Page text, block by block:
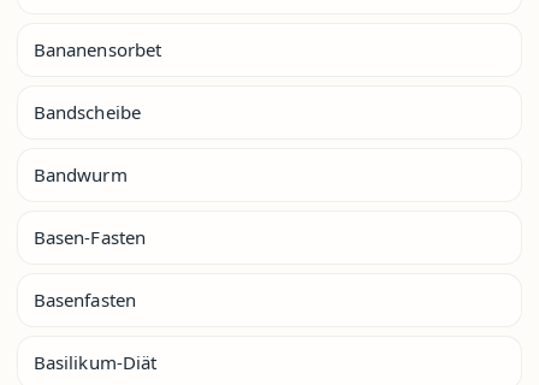
Bananensorbet
Bandscheibe
Bandwurm
Basen-Fasten
Basenfasten
Basilikum-Diät